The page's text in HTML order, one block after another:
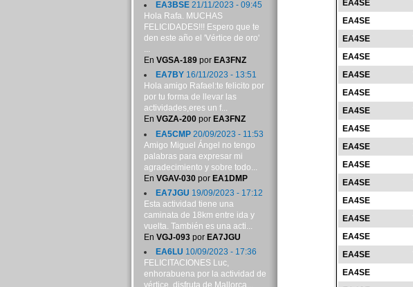
EA4SE
EA4SE
EA4SE
EA4SE
EA4SE
EA4SE
EA4SE
EA4SE
EA4SE
EA4SE
EA4SE
EA4SE
EA4SE
EA4SE
EA4SE
EA4SE
EA3BSE21/11/2023 - 09:45
Hola Rafa. MUCHAS
FELICIDADES!!! Espero que te
den este año el 'Vértice de oro'
...
En VGSA-189por EA3FNZ
EA7BY16/11/2023 - 13:51
Hola amigo Rafael:te felicito por
por tu forma de llevar las
actividades,eres un f...
En VGZA-200por EA3FNZ
EA5CMP20/09/2023 - 11:53
Amigo Miguel Ángel no tengo
palabras para expresar mi
agradecimiento y sobre todo...
En VGAV-030por EA1DMP
EA7JGU 19/09/2023 - 17:12
Esta actividad tiene una
caminata de 18km entre ida y
vuelta. También es una acti...
En VGJ-093por EA7JGU
EA6LU 10/09/2023 - 17:36
FELICITACIONES Luc,
enhorabuena por la actividad de